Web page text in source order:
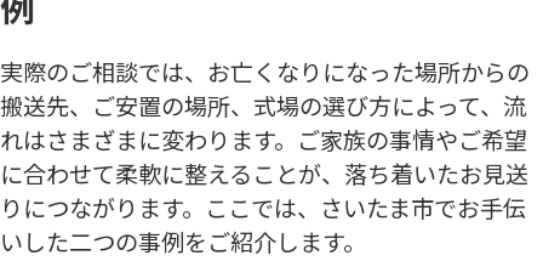
実際のご相談では、お亡くなりになった場所からの
搬送先、ご安置の場所、式場の選び方によって、流
れはさまざまに変わります。ご家族の事情やご希望
に合わせて柔軟に整えることが、落ち着いたお見送
りにつながります。ここでは、さいたま市でお手伝
いした二つの事例をご紹介します。